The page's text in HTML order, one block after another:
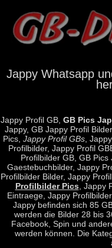
Jappy Whatsapp
Jappy Profil GB, GB Pics
Jappy, GB Jappy Profil
Pics, Jappy Profil GBs ,
Profilbilder, Jappy Profil
Profilbilder GB, GB
Gaestebuchbilder, Jappy
Profilbilder Bilder, Jappy
Profilbilder Pics, Jappy
Eintraege, Jappy
Jappy befinden sich 85
werden die Bilder 28 bis
Facebook, Spin und
werden können. Die